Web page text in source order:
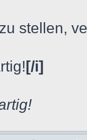
stellen,
[/i]